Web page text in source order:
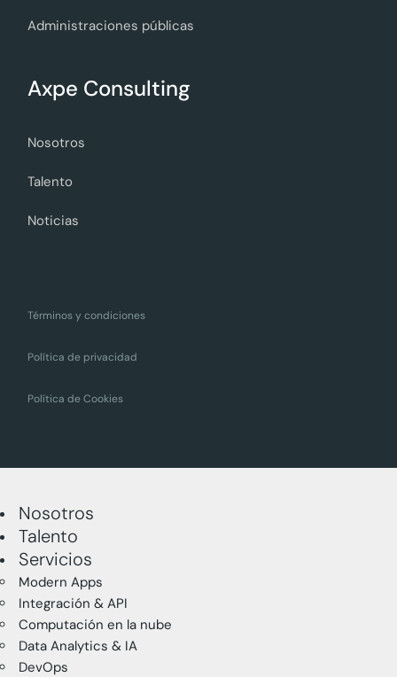
Administraciones públicas
Axpe Consulting
Nosotros
Talento
Noticias
Términos y condiciones
Política de privacidad
Política de Cookies
Nosotros
Talento
Servicios
Modern Apps
Integración & API
Computación en la nube
Data Analytics & IA
DevOps